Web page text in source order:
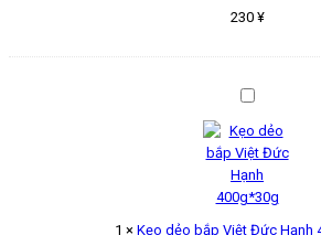
230 ¥
Kẹo
bắp
Việt
Đức
Hạnh
400g*30g
1 × Kẹo dẻo bắp Việt Đức Hạnh